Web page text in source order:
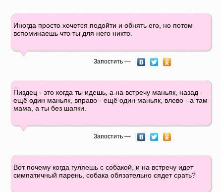
Иногда просто хочется подойти и обнять его, но потом
вспоминаешь что ты для него никто.
Запостить —
Пиздец - это когда ты идешь, а на встречу маньяк, назад -
ещё один маньяк, вправо - ещё один маньяк, влево - а там
мама, а ты без шапки.
Запостить —
Вот почему когда гуляешь с собакой, и на встречу идет
симпатичный парень, собака обязательно сядет срать?